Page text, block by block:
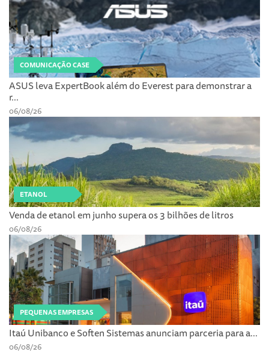
COMUNICAÇÃO CASE
ASUS leva ExpertBook além do Everest para demonstrar a
r...
06/08/26
ETANOL
Venda de etanol em junho supera os 3 bilhões de litros
06/08/26
PEQUENAS EMPRESAS
Itaú Unibanco e Soften Sistemas anunciam parceria para a...
06/08/26